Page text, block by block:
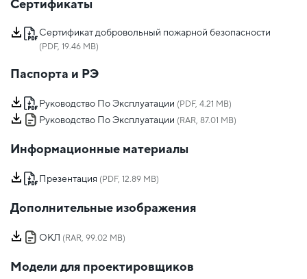
Сертификаты
Сертификат добровольный пожарной безопасности
(PDF, 19.46 MB)
Паспорта и РЭ
Руководство По Эксплуатации (PDF, 4.21 MB)
Руководство По Эксплуатации (RAR, 87.01 MB)
Информационные материалы
Презентация (PDF, 12.89 MB)
Дополнительные изображения
ОКЛ (RAR, 99.02 MB)
Модели для проектировщиков